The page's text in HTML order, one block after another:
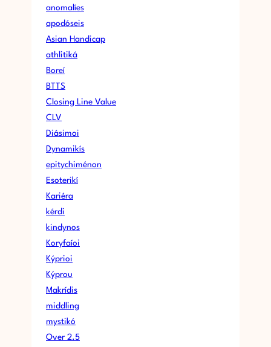
anomalíes
apodóseis
Asian Handicap
athlitiká
Boreí
BTTS
Closing Line Value
CLV
Diásimoi
Dynamikís
epitychiménon
Esoterikí
Kariéra
kérdi
kindynos
Koryfaíoi
Kýprioi
Kýprou
Makrídis
middling
mystikó
Over 2.5